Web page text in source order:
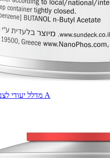
מדלל יעודי לצבעי אפוקסי דו רכיביים - מדלל A